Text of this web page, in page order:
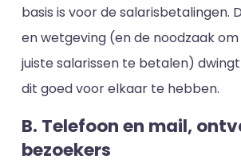
basis is voor de salarisbetalingen.
en wetgeving (en de noodzaak
juiste salarissen te betalen)
dit goed voor elkaar te hebben.
B. Telefoon en mail,
bezoekers